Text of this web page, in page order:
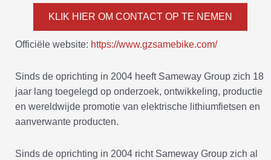
KLIK HIER OM CONTACT OP TE NEMEN
Officiële website: https://www.gzsamebike.com/
Sinds de oprichting in 2004 heeft Sameway Group zich 18
jaar lang toegelegd op onderzoek, ontwikkeling, productie
en wereldwijde promotie van elektrische lithiumfietsen en
aanverwante producten.
Sinds de oprichting in 2004 richt Sameway Group zich al